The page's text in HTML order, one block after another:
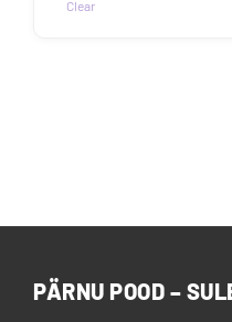
Clear
PÄRNU POOD –